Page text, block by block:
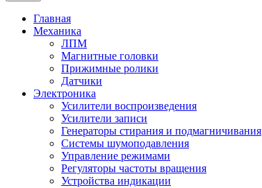
Главная
Механика
ЛПМ
Магнитные головки
Прижимные ролики
Датчики
Электроника
Усилители воспроизведения
Усилители записи
Генераторы стирания и подмагничивания
Системы шумоподавления
Управление режимами
Регуляторы частоты вращения
Устройства индикации